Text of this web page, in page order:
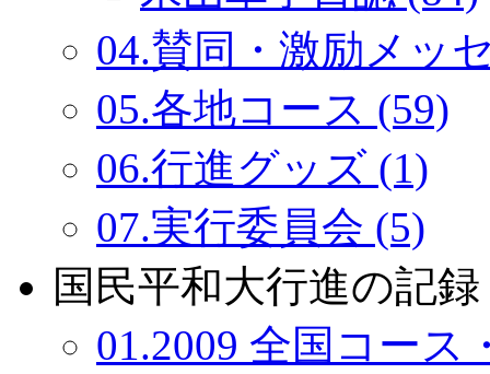
04.賛同・激励メッ
05.各地コース (59)
06.行進グッズ (1)
07.実行委員会 (5)
国民平和大行進の記録
01.2009 全国コース